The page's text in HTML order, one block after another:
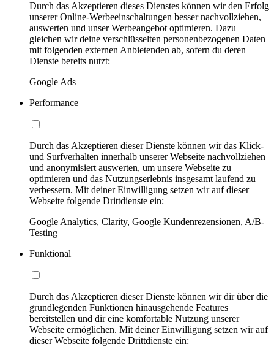
Durch das Akzeptieren dieses Dienstes können wir den Erfolg
unserer Online-Werbeeinschaltungen besser nachvollziehen,
auswerten und unser Werbeangebot optimieren. Dazu
gleichen wir deine verschlüsselten personenbezogenen Daten
mit folgenden externen Anbietenden ab, sofern du deren
Dienste bereits nutzt:
Google Ads
Performance
Durch das Akzeptieren dieser Dienste können wir das Klick-
und Surfverhalten innerhalb unserer Webseite nachvollziehen
und anonymisiert auswerten, um unsere Webseite zu
optimieren und das Nutzungserlebnis insgesamt laufend zu
verbessern. Mit deiner Einwilligung setzen wir auf dieser
Webseite folgende Drittdienste ein:
Google Analytics, Clarity, Google Kundenrezensionen, A/B-
Testing
Funktional
Durch das Akzeptieren dieser Dienste können wir dir über die
grundlegenden Funktionen hinausgehende Features
bereitstellen und dir eine komfortable Nutzung unserer
Webseite ermöglichen. Mit deiner Einwilligung setzen wir auf
dieser Webseite folgende Drittdienste ein: